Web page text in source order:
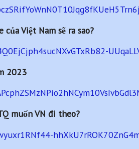
Việt Nam sẽ ra sao?
2023
muốn VN đi theo?